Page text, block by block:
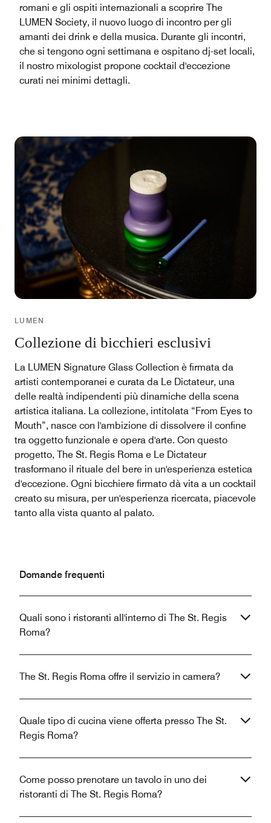
romani e gli ospiti internazionali a scoprire The
LUMEN Society, il nuovo luogo di incontro per gli
amanti dei drink e della musica. Durante gli incontri,
che si tengono ogni settimana e ospitano dj-set locali,
il nostro mixologist propone cocktail d'eccezione
curati nei minimi dettagli.
LUMEN
Collezione di bicchieri esclusivi
La LUMEN Signature Glass Collection è firmata da
artisti contemporanei e curata da Le Dictateur, una
delle realtà indipendenti più dinamiche della scena
artistica italiana. La collezione, intitolata “From Eyes to
Mouth”, nasce con l'ambizione di dissolvere il confine
tra oggetto funzionale e opera d'arte. Con questo
progetto, The St. Regis Roma e Le Dictateur
trasformano il rituale del bere in un'esperienza estetica
d'eccezione. Ogni bicchiere firmato dà vita a un cocktail
creato su misura, per un'esperienza ricercata, piacevole
tanto alla vista quanto al palato.
Domande frequenti
Quali sono i ristoranti all'interno di The St. Regis
Roma?
The St. Regis Roma offre il servizio in camera?
Quale tipo di cucina viene offerta presso The St.
Regis Roma?
Come posso prenotare un tavolo in uno dei
ristoranti di The St. Regis Roma?